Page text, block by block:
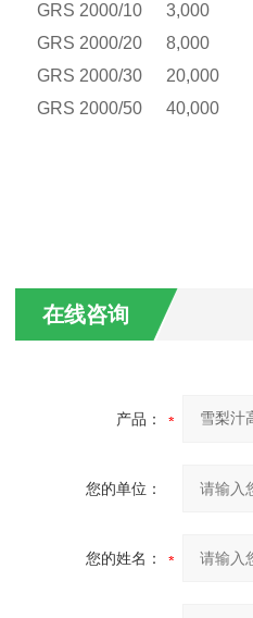
GRS 2000/10
3,000
GRS 2000/20
8,000
GRS 2000/30
20,000
GRS 2000/50
40,000
在线咨询
产品：
您的单位：
您的姓名：